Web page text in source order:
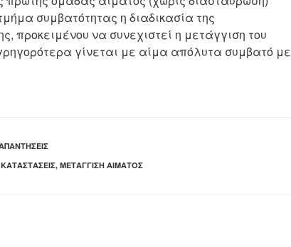
συμβατότητας η διαδικασία της
προκειμένου να συνεχιστεί η μετάγγιση του
γίνεται με αίμα απόλυτα συμβατό με
ΚΑΤΑΣΤΆΣΕΙΣ, ΜΕΤΆΓΓΙΣΗ ΑΊΜΑΤΟΣ